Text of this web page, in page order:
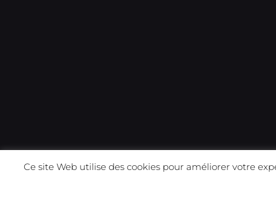
Ce site Web utilise des cookies pour améliorer votre